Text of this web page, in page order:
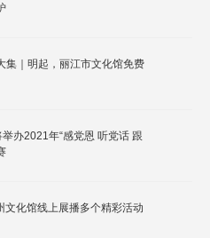
集｜明起，丽江市文化馆免费
办2021年“感党恩 听党话 跟
文化馆线上展播多个精彩活动